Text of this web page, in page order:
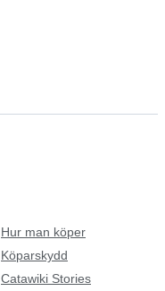
Hur man köper
Köparskydd
Catawiki Stories